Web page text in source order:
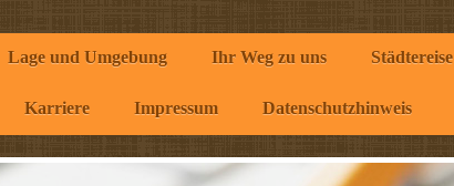
Lage und Umgebung Ihr Weg zu uns Städtereise
Karriere Impressum Datenschutzhinweis